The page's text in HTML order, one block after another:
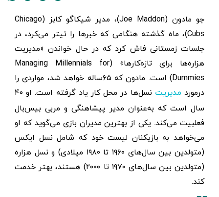
جو مادون (Joe Maddon)، مدیر شیکاگو کابز (Chicago
Cubs)، ماه گذشته هنگامی که خبرها را تیتر می‌کرد، در
جلسات زمستانی فاش کرد که در حال خواندن «مدیریت
هزاره‌ها برای تازه‌کارها» (Managing Millennials for
Dummies) است. مادون که ۶۵ساله خواهد شد، مواردی را
درمورد مدیریت
نسل‌ها در محل کار یاد گرفته است. او ۴۰
سال است که به‌عنوان مدیر پیشاهنگی و مربی بیس‌بال
فعلبیت می‌کند. یکی از بهترین مدیران بازی می‌گوید که او
می‌خواهد به بازیکنان لیست خود که شامل نسل ایکس
(متولدین بین سال‌‌های ۱۹۶۰ تا ۱۹۸۰ میلادی) و نسل هزاره
(متولدین بین سال‌‌های ۱۹۷۰ تا ۲۰۰۰) هستند، بهتر خدمت
کند.